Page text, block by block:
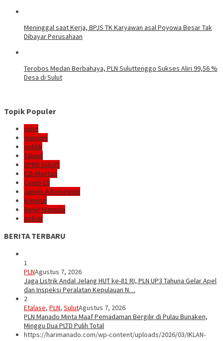
Meninggal saat Kerja, BPJS TK Karyawan asal Poyowa Besar Tak
Dibayar Perusahaan
Terobos Medan Berbahaya, PLN Suluttenggo Sukses Aliri 99,56 %
Desa di Sulut
Topik Populer
sulut
manado
politik
Talaud
DPRD SULUT
E2L-Mantap
Covid-19
James A Kojongian
kriminal
Banjir Manado
golkar
BERITA TERBARU
1
PLNAgustus 7, 2026
Jaga Listrik Andal Jelang HUT ke-81 RI, PLN UP3 Tahuna Gelar Apel
dan Inspeksi Peralatan Kepulauan N…
2
Etalase, PLN, SulutAgustus 7, 2026
PLN Manado Minta Maaf Pemadaman Bergilir di Pulau Bunaken,
Minggu Dua PLTD Pulih Total
https://harimanado.com/wp-content/uploads/2026/03/IKLAN-